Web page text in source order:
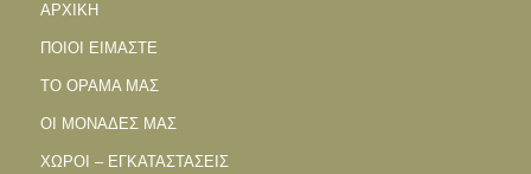
ΑΡΧΙΚΗ
ΠΟΙΟΙ ΕΙΜΑΣΤΕ
ΤΟ ΟΡΑΜΑ ΜΑΣ
ΟΙ ΜΟΝΑΔΕΣ ΜΑΣ
ΧΩΡΟΙ – ΕΓΚΑΤΑΣΤΑΣΕΙΣ